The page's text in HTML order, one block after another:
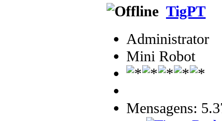
TigPT
Administrator
Mini Robot
Mensagens: